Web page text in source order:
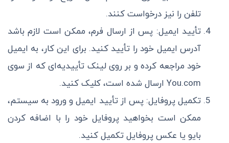
تلفن را نیز درخواست کنند.
تأیید ایمیل: پس از ارسال فرم، ممکن است لازم باشد
آدرس ایمیل خود را تأیید کنید. برای این کار، به ایمیل
خود مراجعه کرده و بر روی لینک تأییدیه‌ای که از سوی
You.com ارسال شده است، کلیک کنید.
تکمیل پروفایل: پس از تأیید ایمیل و ورود به سیستم،
ممکن است بخواهید پروفایل خود را با اضافه کردن
بایو یا عکس پروفایل تکمیل کنید.